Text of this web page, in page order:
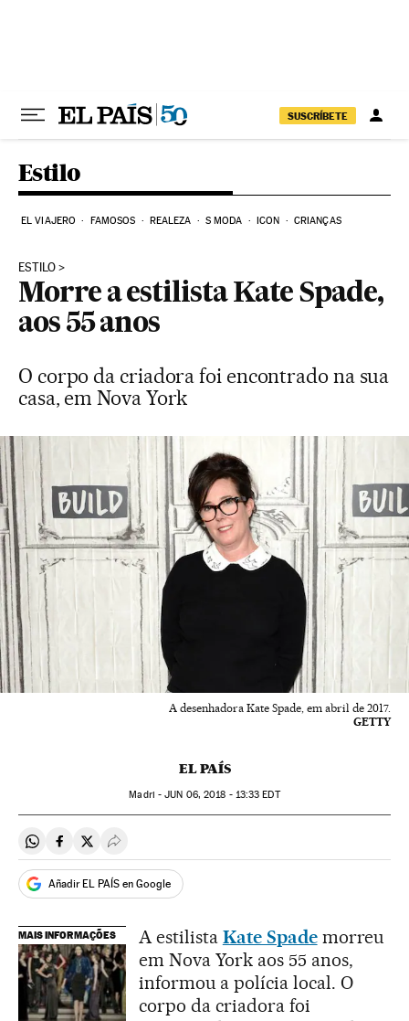
SUSCRÍBETE
Estilo
EL VIAJERO FAMOSOS REALEZA S MODA ICON CRIANÇAS
ESTILO
Morre a estilista Kate Spade,
aos 55 anos
O corpo da criadora foi encontrado na sua
casa, em Nova York
A desenhadora Kate Spade, em abril de 2017.
GETTY
EL PAÍS
Madri -JUN 06, 2018 - 13:33 EDT
Compartir en Whatsapp
Compartir en Facebook
Compartir en Twitter
Desplegar Redes Sociales
Añadir EL PAÍS en Google
MAIS INFORMAÇÕES A estilista Kate Spademorreu
em Nova York aos 55 anos,
informou a polícia local. O
corpo da criadora foi